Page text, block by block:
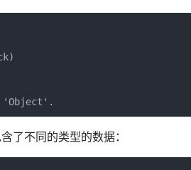
了不同的类型的数据：